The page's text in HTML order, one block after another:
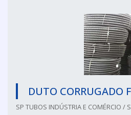
DUTO CORRUGADO
SP TUBOS INDÚSTRIA E COMÉRCIO /